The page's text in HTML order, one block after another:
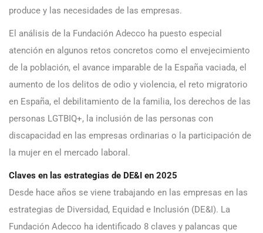
produce y las necesidades de las empresas.
El análisis de la Fundación Adecco ha puesto especial
atención en algunos retos concretos como el envejecimiento
de la población, el avance imparable de la España vaciada, el
aumento de los delitos de odio y violencia, el reto migratorio
en España, el debilitamiento de la familia, los derechos de las
personas LGTBIQ+, la inclusión de las personas con
discapacidad en las empresas ordinarias o la participación de
la mujer en el mercado laboral.
Claves en las estrategias de DE&I en 2025
Desde hace años se viene trabajando en las empresas en las
estrategias de Diversidad, Equidad e Inclusión (DE&I). La
Fundación Adecco ha identificado 8 claves y palancas que